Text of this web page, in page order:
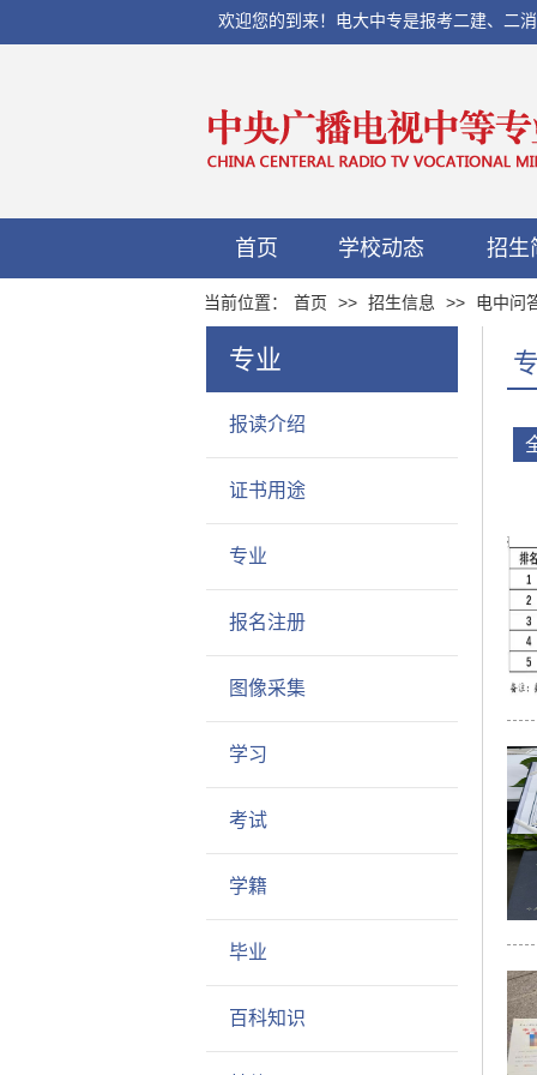
欢迎您的到来！电大中专是报考二建、二
首页 学校动态 招生
当前位置： 首页 >> 招生信息 >> 电中问
专业
报读介绍
证书用途
专业
报名注册
图像采集
学习
考试
学籍
毕业
百科知识